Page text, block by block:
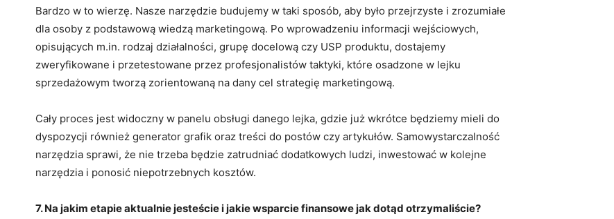
Bardzo w to wierzę. Nasze narzędzie budujemy w taki sposób, aby było przejrzyste i zrozumiałe
dla osoby z podstawową wiedzą marketingową. Po wprowadzeniu informacji wejściowych,
opisujących m.in. rodzaj działalności, grupę docelową czy USP produktu, dostajemy
zweryfikowane i przetestowane przez profesjonalistów taktyki, które osadzone w lejku
sprzedażowym tworzą zorientowaną na dany cel strategię marketingową.
Cały proces jest widoczny w panelu obsługi danego lejka, gdzie już wkrótce będziemy mieli do
dyspozycji również generator grafik oraz treści do postów czy artykułów. Samowystarczalność
narzędzia sprawi, że nie trzeba będzie zatrudniać dodatkowych ludzi, inwestować w kolejne
narzędzia i ponosić niepotrzebnych kosztów.
7. Na jakim etapie aktualnie jesteście i jakie wsparcie finansowe jak dotąd otrzymaliście?